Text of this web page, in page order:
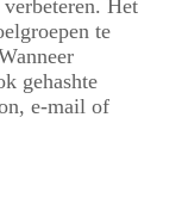
Het
te
gehashte
e-mail of